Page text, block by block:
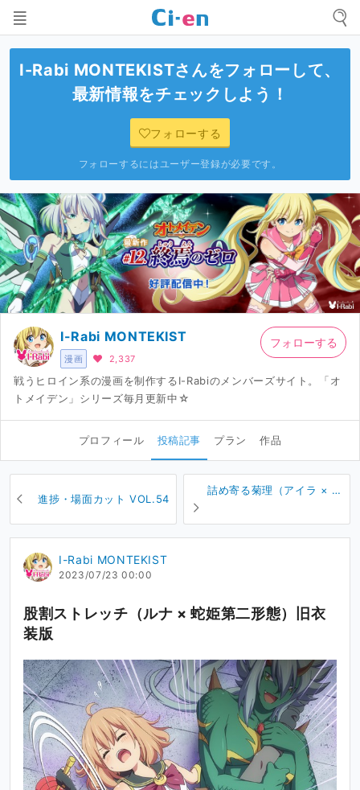
I-Rabi MONTEKISTさんをフォローして、
最新情報をチェックしよう！
フォローする
フォローするにはユーザー登録が必要です。
漫画
I-Rabi MONTEKIST
2,337
戦うヒロイン系の漫画を制作するI-Rabiのメンバーズサイト。「オ
トメイデン」シリーズ毎月更新中☆
フォローする
プロフィール 投稿記事 プラン 作品
進捗・場面カット VOL.54
詰め寄る菊理（アイラ × 菊
I-Rabi MONTEKIST
2023/07/23 00:00
股割ストレッチ（ルナ × 蛇姫第二形態）旧衣
装版